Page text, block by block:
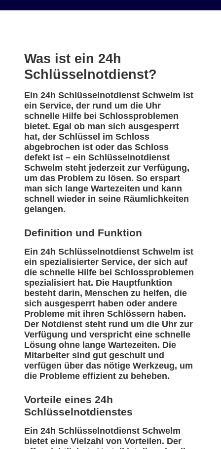
Was ist ein 24h
Schlüsselnotdienst?
Ein 24h Schlüsselnotdienst Schwelm ist
ein Service, der rund um die Uhr
schnelle Hilfe bei Schlossproblemen
bietet. Egal ob man sich ausgesperrt
hat, der Schlüssel im Schloss
abgebrochen ist oder das Schloss
defekt ist – ein Schlüsselnotdienst
Schwelm steht jederzeit zur Verfügung,
um das Problem zu lösen. So erspart
man sich lange Wartezeiten und kann
schnell wieder in seine Räumlichkeiten
gelangen.
Definition und Funktion
Ein 24h Schlüsselnotdienst Schwelm ist
ein spezialisierter Service, der sich auf
die schnelle Hilfe bei Schlossproblemen
spezialisiert hat. Die Hauptfunktion
besteht darin, Menschen zu helfen, die
sich ausgesperrt haben oder andere
Probleme mit ihren Schlössern haben.
Der Notdienst steht rund um die Uhr zur
Verfügung und verspricht eine schnelle
Lösung ohne lange Wartezeiten. Die
Mitarbeiter sind gut geschult und
verfügen über das nötige Werkzeug, um
die Probleme effizient zu beheben.
Vorteile eines 24h
Schlüsselnotdienstes
Ein 24h Schlüsselnotdienst Schwelm
bietet eine Vielzahl von Vorteilen. Der